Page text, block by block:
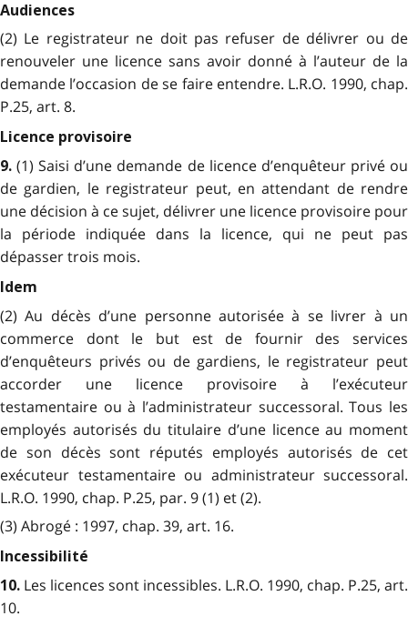
Audiences
(2) Le registrateur ne doit pas refuser de délivrer ou de
renouveler une licence sans avoir donné à l’auteur de la
demande l’occasion de se faire entendre. L.R.O. 1990, chap.
P.25, art. 8.
Licence provisoire
9.(1) Saisi d’une demande de licence d’enquêteur privé ou
de gardien, le registrateur peut, en attendant de rendre
une décision à ce sujet, délivrer une licence provisoire pour
la période indiquée dans la licence, qui ne peut pas
dépasser trois mois.
Idem
(2) Au décès d’une personne autorisée à se livrer à un
commerce dont le but est de fournir des services
d’enquêteurs privés ou de gardiens, le registrateur peut
accorder une licence provisoire à l’exécuteur
testamentaire ou à l’administrateur successoral. Tous les
employés autorisés du titulaire d’une licence au moment
de son décès sont réputés employés autorisés de cet
exécuteur testamentaire ou administrateur successoral.
L.R.O. 1990, chap. P.25, par. 9 (1) et (2).
(3) Abrogé : 1997, chap. 39, art. 16.
Incessibilité
10. Les licences sont incessibles. L.R.O. 1990, chap. P.25, art.
10.